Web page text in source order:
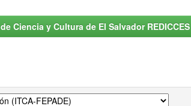
Ciencia y Cultura de El Salvador REDICCES